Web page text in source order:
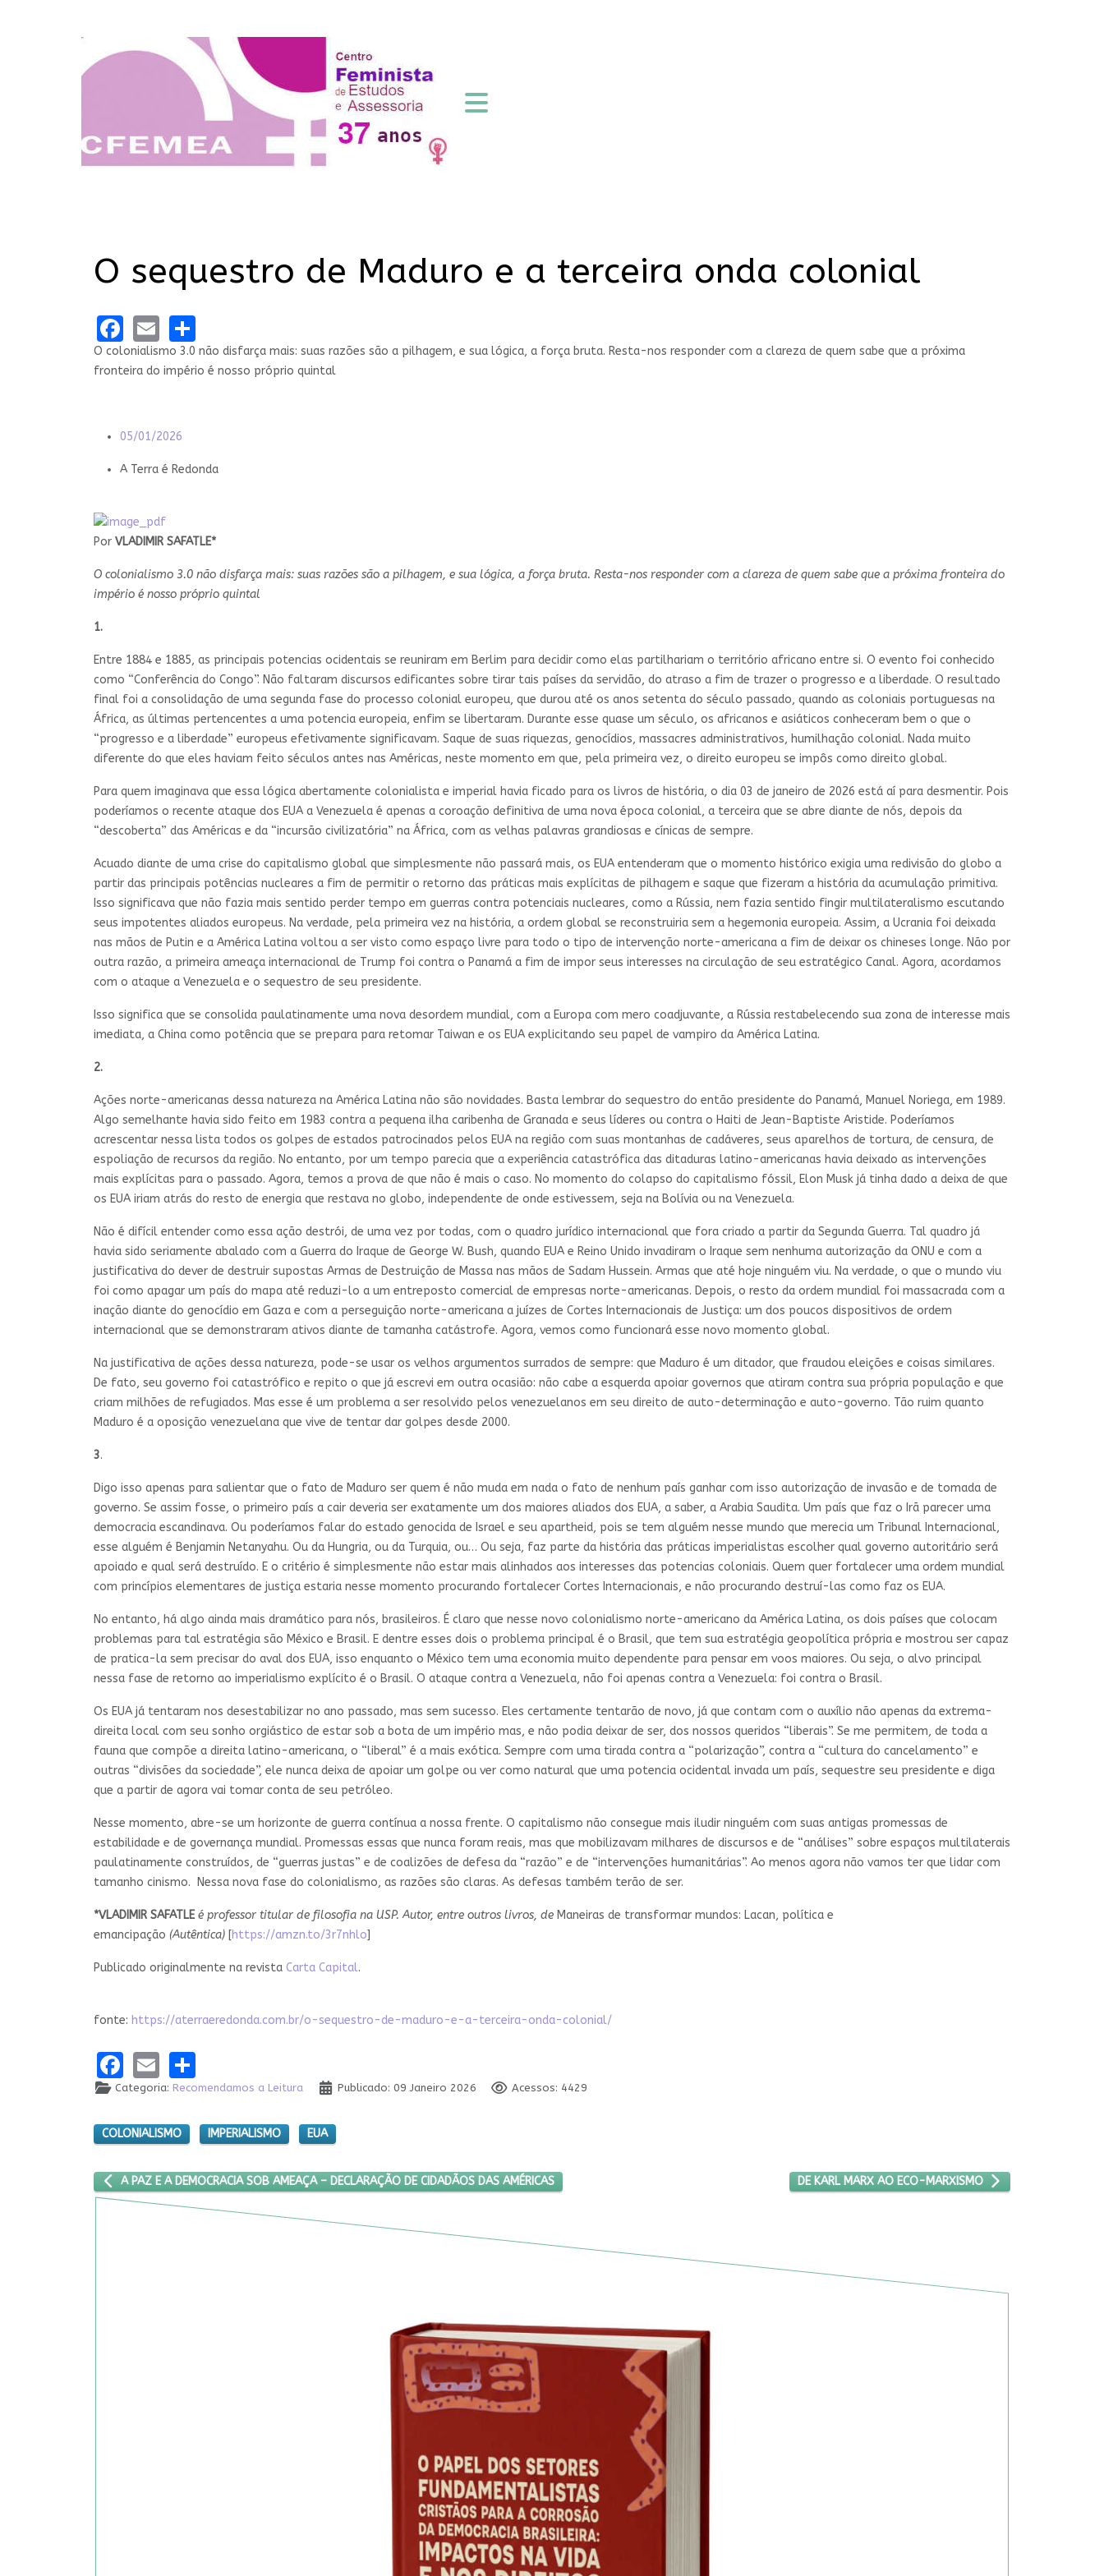
O sequestro de Maduro e a terceira onda colonial
Facebook
Email
O colonialismo 3.0 não disfarça mais: suas razões são a pilhagem, e sua lógica, a força bruta. Resta-nos responder com a clareza de quem sabe que a próxima
fronteira do império é nosso próprio quintal
05/01/2026
A Terra é Redonda
Por VLADIMIR SAFATLE*
O colonialismo 3.0 não disfarça mais: suas razões são a pilhagem, e sua lógica, a força bruta. Resta-nos responder com a clareza de quem sabe que a próxima fronteira do
império é nosso próprio quintal
1.
Entre 1884 e 1885, as principais potencias ocidentais se reuniram em Berlim para decidir como elas partilhariam o território africano entre si. O evento foi conhecido
como “Conferência do Congo”. Não faltaram discursos edificantes sobre tirar tais países da servidão, do atraso a fim de trazer o progresso e a liberdade. O resultado
final foi a consolidação de uma segunda fase do processo colonial europeu, que durou até os anos setenta do século passado, quando as coloniais portuguesas na
África, as últimas pertencentes a uma potencia europeia, enfim se libertaram. Durante esse quase um século, os africanos e asiáticos conheceram bem o que o
“progresso e a liberdade” europeus efetivamente significavam. Saque de suas riquezas, genocídios, massacres administrativos, humilhação colonial. Nada muito
diferente do que eles haviam feito séculos antes nas Américas, neste momento em que, pela primeira vez, o direito europeu se impôs como direito global.
Para quem imaginava que essa lógica abertamente colonialista e imperial havia ficado para os livros de história, o dia 03 de janeiro de 2026 está aí para desmentir. Pois
poderíamos o recente ataque dos EUA a Venezuela é apenas a coroação definitiva de uma nova época colonial, a terceira que se abre diante de nós, depois da
“descoberta” das Américas e da “incursão civilizatória” na África, com as velhas palavras grandiosas e cínicas de sempre.
Acuado diante de uma crise do capitalismo global que simplesmente não passará mais, os EUA entenderam que o momento histórico exigia uma redivisão do globo a
partir das principais potências nucleares a fim de permitir o retorno das práticas mais explícitas de pilhagem e saque que fizeram a história da acumulação primitiva.
Isso significava que não fazia mais sentido perder tempo em guerras contra potenciais nucleares, como a Rússia, nem fazia sentido fingir multilateralismo escutando
seus impotentes aliados europeus. Na verdade, pela primeira vez na história, a ordem global se reconstruiria sem a hegemonia europeia. Assim, a Ucrania foi deixada
nas mãos de Putin e a América Latina voltou a ser visto como espaço livre para todo o tipo de intervenção norte-americana a fim de deixar os chineses longe. Não por
outra razão, a primeira ameaça internacional de Trump foi contra o Panamá a fim de impor seus interesses na circulação de seu estratégico Canal. Agora, acordamos
com o ataque a Venezuela e o sequestro de seu presidente.
Isso significa que se consolida paulatinamente uma nova desordem mundial, com a Europa com mero coadjuvante, a Rússia restabelecendo sua zona de interesse mais
imediata, a China como potência que se prepara para retomar Taiwan e os EUA explicitando seu papel de vampiro da América Latina.
2.
Ações norte-americanas dessa natureza na América Latina não são novidades. Basta lembrar do sequestro do então presidente do Panamá, Manuel Noriega, em 1989.
Algo semelhante havia sido feito em 1983 contra a pequena ilha caribenha de Granada e seus líderes ou contra o Haiti de Jean-Baptiste Aristide. Poderíamos
acrescentar nessa lista todos os golpes de estados patrocinados pelos EUA na região com suas montanhas de cadáveres, seus aparelhos de tortura, de censura, de
espoliação de recursos da região. No entanto, por um tempo parecia que a experiência catastrófica das ditaduras latino-americanas havia deixado as intervenções
mais explícitas para o passado. Agora, temos a prova de que não é mais o caso. No momento do colapso do capitalismo fóssil, Elon Musk já tinha dado a deixa de que
os EUA iriam atrás do resto de energia que restava no globo, independente de onde estivessem, seja na Bolívia ou na Venezuela.
Não é difícil entender como essa ação destrói, de uma vez por todas, com o quadro jurídico internacional que fora criado a partir da Segunda Guerra. Tal quadro já
havia sido seriamente abalado com a Guerra do Iraque de George W. Bush, quando EUA e Reino Unido invadiram o Iraque sem nenhuma autorização da ONU e com a
justificativa do dever de destruir supostas Armas de Destruição de Massa nas mãos de Sadam Hussein. Armas que até hoje ninguém viu. Na verdade, o que o mundo viu
foi como apagar um país do mapa até reduzi-lo a um entreposto comercial de empresas norte-americanas. Depois, o resto da ordem mundial foi massacrada com a
inação diante do genocídio em Gaza e com a perseguição norte-americana a juízes de Cortes Internacionais de Justiça: um dos poucos dispositivos de ordem
internacional que se demonstraram ativos diante de tamanha catástrofe. Agora, vemos como funcionará esse novo momento global.
Na justificativa de ações dessa natureza, pode-se usar os velhos argumentos surrados de sempre: que Maduro é um ditador, que fraudou eleições e coisas similares.
De fato, seu governo foi catastrófico e repito o que já escrevi em outra ocasião: não cabe a esquerda apoiar governos que atiram contra sua própria população e que
criam milhões de refugiados. Mas esse é um problema a ser resolvido pelos venezuelanos em seu direito de auto-determinação e auto-governo. Tão ruim quanto
Maduro é a oposição venezuelana que vive de tentar dar golpes desde 2000.
3.
Digo isso apenas para salientar que o fato de Maduro ser quem é não muda em nada o fato de nenhum país ganhar com isso autorização de invasão e de tomada de
governo. Se assim fosse, o primeiro país a cair deveria ser exatamente um dos maiores aliados dos EUA, a saber, a Arabia Saudita. Um país que faz o Irã parecer uma
democracia escandinava. Ou poderíamos falar do estado genocida de Israel e seu apartheid, pois se tem alguém nesse mundo que merecia um Tribunal Internacional,
esse alguém é Benjamin Netanyahu. Ou da Hungria, ou da Turquia, ou… Ou seja, faz parte da história das práticas imperialistas escolher qual governo autoritário será
apoiado e qual será destruído. E o critério é simplesmente não estar mais alinhados aos interesses das potencias coloniais. Quem quer fortalecer uma ordem mundial
com princípios elementares de justiça estaria nesse momento procurando fortalecer Cortes Internacionais, e não procurando destruí-las como faz os EUA.
No entanto, há algo ainda mais dramático para nós, brasileiros. É claro que nesse novo colonialismo norte-americano da América Latina, os dois países que colocam
problemas para tal estratégia são México e Brasil. E dentre esses dois o problema principal é o Brasil, que tem sua estratégia geopolítica própria e mostrou ser capaz
de pratica-la sem precisar do aval dos EUA, isso enquanto o México tem uma economia muito dependente para pensar em voos maiores. Ou seja, o alvo principal
nessa fase de retorno ao imperialismo explícito é o Brasil. O ataque contra a Venezuela, não foi apenas contra a Venezuela: foi contra o Brasil.
Os EUA já tentaram nos desestabilizar no ano passado, mas sem sucesso. Eles certamente tentarão de novo, já que contam com o auxílio não apenas da extrema-
direita local com seu sonho orgiástico de estar sob a bota de um império mas, e não podia deixar de ser, dos nossos queridos “liberais”. Se me permitem, de toda a
fauna que compõe a direita latino-americana, o “liberal” é a mais exótica. Sempre com uma tirada contra a “polarização”, contra a “cultura do cancelamento” e
outras “divisões da sociedade”, ele nunca deixa de apoiar um golpe ou ver como natural que uma potencia ocidental invada um país, sequestre seu presidente e diga
que a partir de agora vai tomar conta de seu petróleo.
Nesse momento, abre-se um horizonte de guerra contínua a nossa frente. O capitalismo não consegue mais iludir ninguém com suas antigas promessas de
estabilidade e de governança mundial. Promessas essas que nunca foram reais, mas que mobilizavam milhares de discursos e de “análises” sobre espaços multilaterais
paulatinamente construídos, de “guerras justas” e de coalizões de defesa da “razão” e de “intervenções humanitárias”. Ao menos agora não vamos ter que lidar com
tamanho cinismo. Nessa nova fase do colonialismo, as razões são claras. As defesas também terão de ser.
*VLADIMIR SAFATLEé professor titular de filosofia na USP. Autor, entre outros livros, de Maneiras de transformar mundos: Lacan, política e
emancipação (Autêntica) [https://amzn.to/3r7nhlo]
Publicado originalmente na revista Carta Capital.
fonte: https://aterraeredonda.com.br/o-sequestro-de-maduro-e-a-terceira-onda-colonial/
Facebook
Email
Categoria: Recomendamos a Leitura Publicado: 09 Janeiro 2026 Acessos: 4429
COLONIALISMO IMPERIALISMO EUA
ARTIGO ANTERIOR: A PAZ E A DEMOCRACIA SOB AMEAÇA – DECLARAÇÃO DE CIDADÃOS DAS AMÉRICAS
A PAZ E A DEMOCRACIA SOB AMEAÇA – DECLARAÇÃO DE CIDADÃOS DAS AMÉRICAS PRÓXIMO ARTIGO: DE KARL MARX AO ECO-MARXISMO
DE KARL MARX AO ECO-MARXISMO